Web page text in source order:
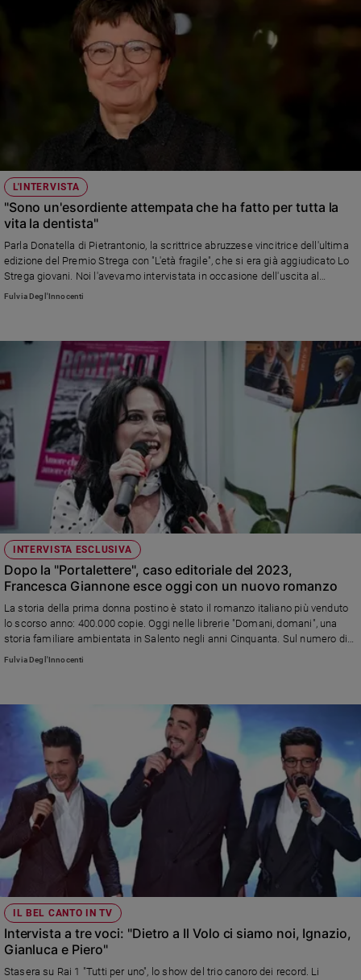
L'INTERVISTA
"Sono un'esordiente attempata che ha fatto per tutta la
vita la dentista"
Parla Donatella di Pietrantonio, la scrittrice abruzzese vincitrice dell'ultima
edizione del Premio Strega con "L'età fragile", che si era già aggiudicato Lo
Strega giovani. Noi l'avevamo intervistata in occasione dell'uscita al
cinema del film tratto dal suo romanzo più celebre, "L'Arminuta"
Fulvia Degl'Innocenti
INTERVISTA ESCLUSIVA
Dopo la "Portalettere", caso editoriale del 2023,
Francesca Giannone esce oggi con un nuovo romanzo
La storia della prima donna postino è stato il romanzo italiano più venduto
lo scorso anno: 400.000 copie. Oggi nelle librerie "Domani, domani", una
storia familiare ambientata in Salento negli anni Cinquanta. Sul numero di
"Famiglia cristiana" da giovedì in edicola l'intervista esclusiva all'autrice
Fulvia Degl'Innocenti
IL BEL CANTO IN TV
Intervista a tre voci: "Dietro a Il Volo ci siamo noi, Ignazio,
Gianluca e Piero"
Stasera su Rai 1 "Tutti per uno", lo show del trio canoro dei record. Li